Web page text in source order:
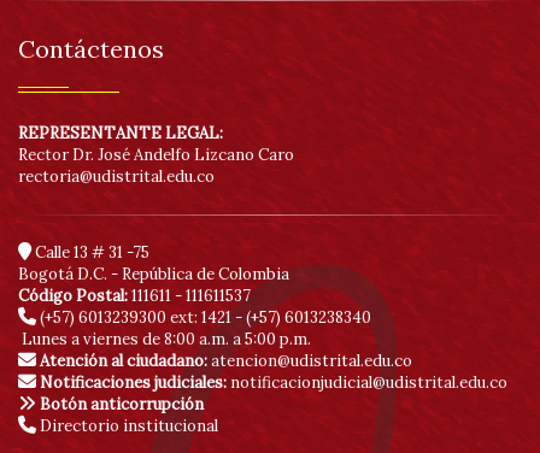
Contáctenos
REPRESENTANTE LEGAL:
Rector Dr. José Andelfo Lizcano Caro
rectoria@udistrital.edu.co
Calle 13 # 31 -75
Bogotá D.C. - República de Colombia
Código Postal:111611 - 111611537
(+57) 6013239300 ext: 1421 - (+57) 6013238340
Lunes a viernes de 8:00 a.m. a 5:00 p.m.
Atención al ciudadano:atencion@udistrital.edu.co
Notificaciones judiciales: notificacionjudicial@udistrital.edu.co
Botón anticorrupción
Directorio institucional